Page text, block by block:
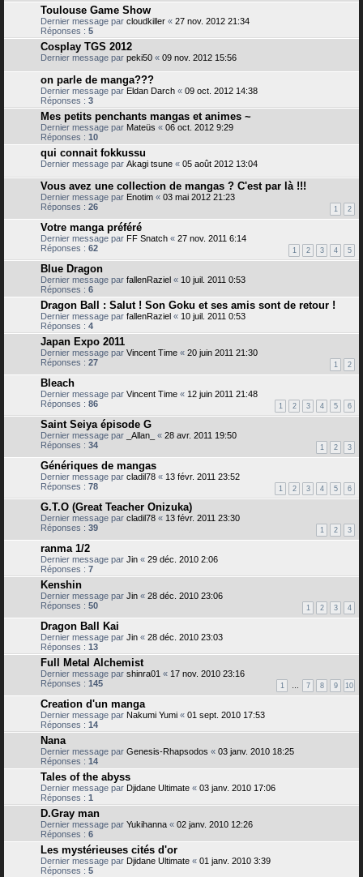
Toulouse Game Show
Dernier message par cloudkiller « 27 nov. 2012 21:34
Réponses : 5
Cosplay TGS 2012
Dernier message par peki50 « 09 nov. 2012 15:56
on parle de manga???
Dernier message par Eldan Darch « 09 oct. 2012 14:38
Réponses : 3
Mes petits penchants mangas et animes ~
Dernier message par Mateüs « 06 oct. 2012 9:29
Réponses : 10
qui connait fokkussu
Dernier message par Akagi tsune « 05 août 2012 13:04
Vous avez une collection de mangas ? C'est par là !!!
Dernier message par Enotim « 03 mai 2012 21:23
Réponses : 26 1 2
Votre manga préféré
Dernier message par FF Snatch « 27 nov. 2011 6:14
Réponses : 62 1 2 3 4 5
Blue Dragon
Dernier message par fallenRaziel « 10 juil. 2011 0:53
Réponses : 6
Dragon Ball : Salut ! Son Goku et ses amis sont de retour !
Dernier message par fallenRaziel « 10 juil. 2011 0:53
Réponses : 4
Japan Expo 2011
Dernier message par Vincent Time « 20 juin 2011 21:30
Réponses : 27 1 2
Bleach
Dernier message par Vincent Time « 12 juin 2011 21:48
Réponses : 86 1 2 3 4 5 6
Saint Seiya épisode G
Dernier message par _Allan_ « 28 avr. 2011 19:50
Réponses : 34 1 2 3
Génériques de mangas
Dernier message par cladil78 « 13 févr. 2011 23:52
Réponses : 78 1 2 3 4 5 6
G.T.O (Great Teacher Onizuka)
Dernier message par cladil78 « 13 févr. 2011 23:30
Réponses : 39 1 2 3
ranma 1/2
Dernier message par Jin « 29 déc. 2010 2:06
Réponses : 7
Kenshin
Dernier message par Jin « 28 déc. 2010 23:06
Réponses : 50 1 2 3 4
Dragon Ball Kai
Dernier message par Jin « 28 déc. 2010 23:03
Réponses : 13
Full Metal Alchemist
Dernier message par shinra01 « 17 nov. 2010 23:16
Réponses : 145 1 7 8 9 10
Creation d'un manga
Dernier message par Nakumi Yumi « 01 sept. 2010 17:53
Réponses : 14
Nana
Dernier message par Genesis-Rhapsodos « 03 janv. 2010 18:25
Réponses : 14
Tales of the abyss
Dernier message par Djidane Ultimate « 03 janv. 2010 17:06
Réponses : 1
D.Gray man
Dernier message par Yukihanna « 02 janv. 2010 12:26
Réponses : 6
Les mystérieuses cités d'or
Dernier message par Djidane Ultimate « 01 janv. 2010 3:39
Réponses : 5